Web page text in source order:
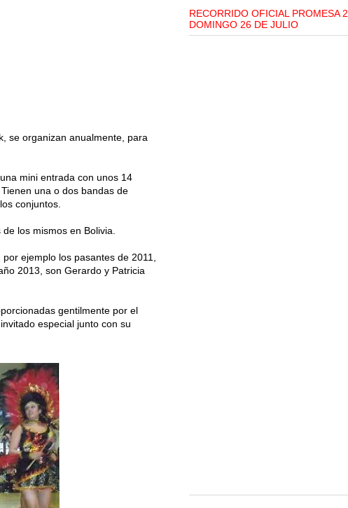
se organizan anualmente, para
mini entrada con unos 14
una o dos bandas de
conjuntos.
los mismos en Bolivia.
ejemplo los pasantes de 2011,
2013, son Gerardo y Patricia
gentilmente por el
especial junto con su
RECORRIDO OFICIAL PROMESA
DOMINGO 26 DE JULIO